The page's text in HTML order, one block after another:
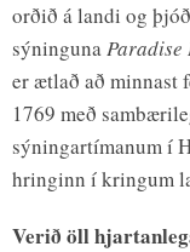
orðið á landi og
sýningunaParadise
er ætlað að minnast
1769 með
sýningartímanum í
hringinn í kringum
Verið öll